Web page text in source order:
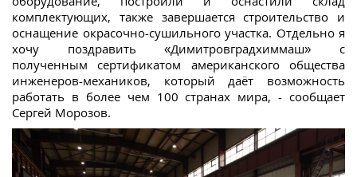
комплектующих, также завершается строительство и
оснащение окрасочно-сушильного участка. Отдельно я
хочу поздравить «Димитровградхиммаш» с
полученным сертификатом американского общества
инженеров-механиков, который даёт возможность
работать в более чем 100 странах мира, - сообщает
Сергей Морозов.